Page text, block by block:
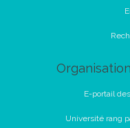
E-portail
Université rang